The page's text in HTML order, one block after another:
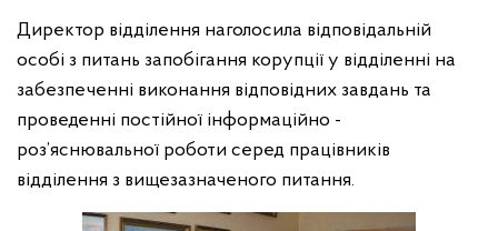
Директор відділення наголосила відповідальній
особі з питань запобігання корупції у відділенні на
забезпеченні виконання відповідних завдань та
проведенні постійної інформаційно -
роз’яснювальної роботи серед працівників
відділення з вищезазначеного питання.